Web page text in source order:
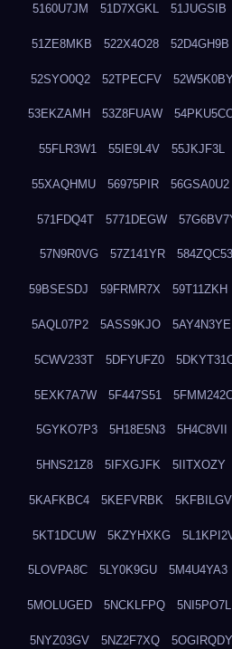
5160U7JM 51D7XGKL 51JUGSIB
51ZE8MKB 522X4O28 52D4GH9B
52SYO0Q2 52TPECFV 52W5K0BY
53EKZAMH 53Z8FUAW
55FLR3W1 55IE9L4V 55JKJF3L
55XAQHMU 56975PIR 56GSA0U2
571FDQ4T 5771DEGW
57N9R0VG 57Z141YR 584ZQC53
59BSESDJ 59FRMR7X 59T11ZKH
5AQL07P2 5ASS9KJO 5AY4N3YE
5CWV233T 5DFYUFZ0
5EXK7A7W 5F447S51
5GYKO7P3 5H18E5N3 5H4C8VII
5HNS21Z8 5IFXGJFK 5IITXOZY
5KAFKBC4 5KEFVRBK 5KFBILGV
5KT1DCUW 5KZYHXKG
5LOVPA8C 5LY0K9GU 5M4U4YA3
5MOLUGED 5NCKLFPQ 5NI5PO7L
5NYZ03GV 5NZ2F7XQ 5OGIRQDY